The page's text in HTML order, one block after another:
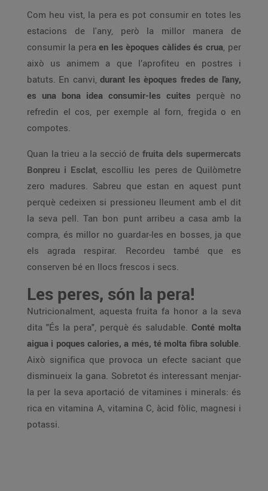
Com heu vist, la pera es pot consumir en totes les
estacions de l'any, però la millor manera de
consumir la pera en les èpoques càlides és crua, per
això us animem a que l’aprofiteu en postres i
batuts. En canvi, durant les èpoques fredes de l'any,
es una bona idea consumir-les cuites perquè no
refredin el cos, per exemple al forn, fregida o en
compotes.
Quan la trieu a la secció de fruita dels supermercats
Bonpreu i Esclat, escolliu les peres de Quilòmetre
zero madures. Sabreu que estan en aquest punt
perquè cedeixen si pressioneu lleument amb el dit
la seva pell. Tan bon punt arribeu a casa amb la
compra, és millor no guardar-les en bosses, ja que
els agrada respirar. Recordeu també que es
conserven bé en llocs frescos i secs.
Les peres, són la pera!
Nutricionalment, aquesta fruita fa honor a la seva
dita "És la pera", perquè és saludable. Conté molta
aigua i poques calories, a més, té molta fibra soluble.
Això significa que provoca un efecte saciant que
disminueix la gana. Sobretot és interessant menjar-
la per la seva aportació de vitamines i minerals: és
rica en vitamina A, vitamina C, àcid fòlic, magnesi i
potassi.